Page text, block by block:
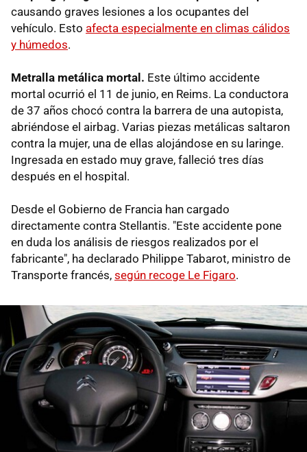
causando graves lesiones a los ocupantes del
vehículo. Esto afecta especialmente en climas cálidos
y húmedos.
Metralla metálica mortal. Este último accidente
mortal ocurrió el 11 de junio, en Reims. La conductora
de 37 años chocó contra la barrera de una autopista,
abriéndose el airbag. Varias piezas metálicas saltaron
contra la mujer, una de ellas alojándose en su laringe.
Ingresada en estado muy grave, falleció tres días
después en el hospital.
Desde el Gobierno de Francia han cargado
directamente contra Stellantis. "Este accidente pone
en duda los análisis de riesgos realizados por el
fabricante", ha declarado Philippe Tabarot, ministro de
Transporte francés, según recoge Le Figaro.